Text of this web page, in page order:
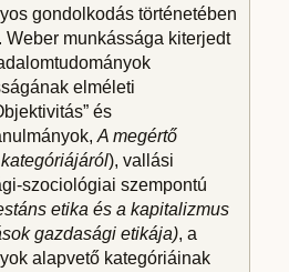
gondolkodás történetében
Weber munkássága kiterjedt
elméleti
és
A megértő
), vallási
szociológiai szempontú
etika és a kapitalizmus
gazdasági etikája), a
alapvető kategóriáinak